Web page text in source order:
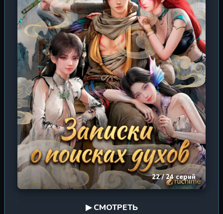
дорог. Погрузитесь в эпическое дунхуа о возвышении
падшего гения. Узрите, как перекованная душа,
вооружённая знанием будущего и техник древности,
прокладывает свой путь сквозь армии врагов, козни
кланов и тайны богов. Каждая секунда этого аниме —
это взрывная смесь культивации, драмы и боевых
искусств. Сможет ли Цинь Чэнь превзойти свою
прошлую жизнь и стать истинным Повелителем
бесстрашного духа?
22 / 24 серий
▶ СМОТРЕТЬ